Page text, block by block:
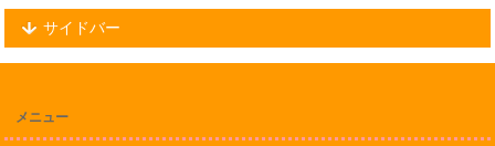
サイドバー
メニュー